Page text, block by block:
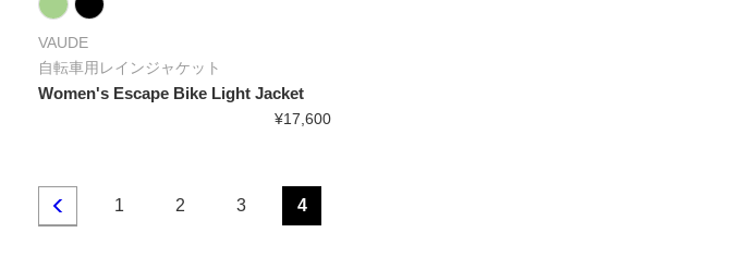
VAUDE
自転車用レインジャケット
Women's Escape Bike Light Jacket
¥17,600
1 2 3 4